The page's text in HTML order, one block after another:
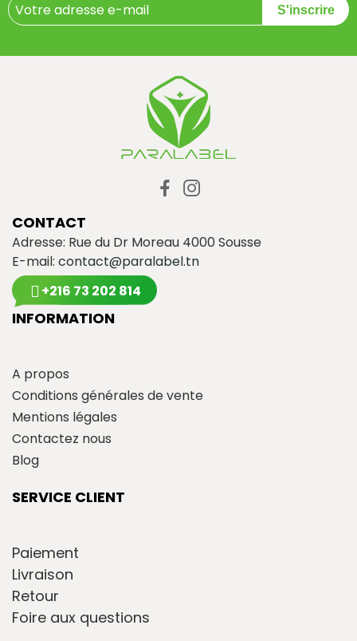
S'inscrire
CONTACT
Adresse: Rue du Dr Moreau 4000 Sousse
E-mail: contact@paralabel.tn
+216 73 202 814
INFORMATION
A propos
Conditions générales de vente
Mentions légales
Contactez nous
Blog
SERVICE CLIENT
Paiement
Livraison
Retour
Foire aux questions